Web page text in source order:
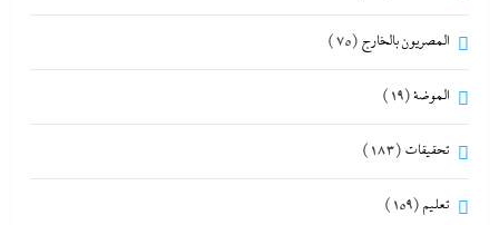
المصريون بالخارج (75)
الموضة(19)
تحقيقات (183)
تعليم (159)